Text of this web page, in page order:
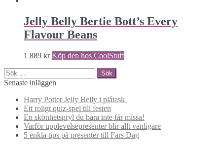
Jelly Belly Bertie Bott’s Every
Flavour Beans
1 889 kr Köp den hos CoolStuff
Sök
efter:
Senaste inläggen
Harry Potter Jelly Belly i plåtask
Ett roligt quiz-spel till festen
En skönhetspryl du bara inte får missa!
Varför upplevelsepresenter blir allt vanligare
5 enkla tips på presenter till Fars Dag